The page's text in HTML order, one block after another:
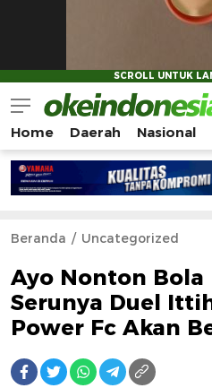
Okeindonesia.Online
Mengonlinekan Indonesia
Home Daerah Nasional
Beranda Uncategorized
Ayo Nonton Bola
Serunya Duel
Power Fc Akan